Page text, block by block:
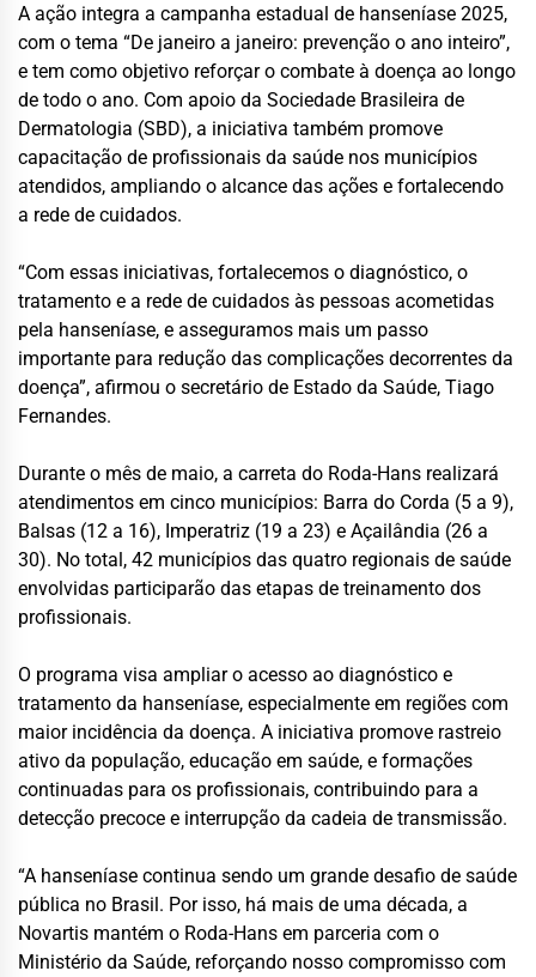
A ação integra a campanha estadual de hanseníase 2025,
com o tema “De janeiro a janeiro: prevenção o ano inteiro”,
e tem como objetivo reforçar o combate à doença ao longo
de todo o ano. Com apoio da Sociedade Brasileira de
Dermatologia (SBD), a iniciativa também promove
capacitação de profissionais da saúde nos municípios
atendidos, ampliando o alcance das ações e fortalecendo
a rede de cuidados.
“Com essas iniciativas, fortalecemos o diagnóstico, o
tratamento e a rede de cuidados às pessoas acometidas
pela hanseníase, e asseguramos mais um passo
importante para redução das complicações decorrentes da
doença”, afirmou o secretário de Estado da Saúde, Tiago
Fernandes.
Durante o mês de maio, a carreta do Roda-Hans realizará
atendimentos em cinco municípios: Barra do Corda (5 a 9),
Balsas (12 a 16), Imperatriz (19 a 23) e Açailândia (26 a
30). No total, 42 municípios das quatro regionais de saúde
envolvidas participarão das etapas de treinamento dos
profissionais.
O programa visa ampliar o acesso ao diagnóstico e
tratamento da hanseníase, especialmente em regiões com
maior incidência da doença. A iniciativa promove rastreio
ativo da população, educação em saúde, e formações
continuadas para os profissionais, contribuindo para a
detecção precoce e interrupção da cadeia de transmissão.
“A hanseníase continua sendo um grande desafio de saúde
pública no Brasil. Por isso, há mais de uma década, a
Novartis mantém o Roda-Hans em parceria com o
Ministério da Saúde, reforçando nosso compromisso com